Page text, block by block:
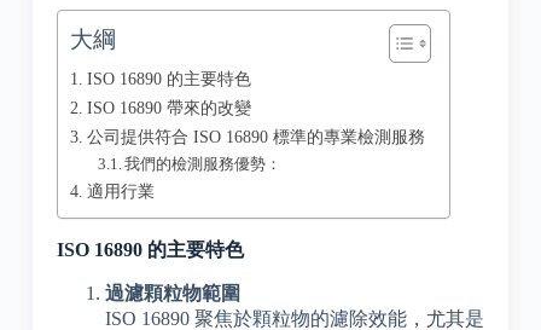
大綱
ISO 16890 的主要特色
ISO 16890 帶來的改變
公司提供符合 ISO 16890 標準的專業檢測服務
我們的檢測服務優勢：
適用行業
ISO 16890 的主要特色
過濾顆粒物範圍
ISO 16890 聚焦於顆粒物的濾除效能，尤其是